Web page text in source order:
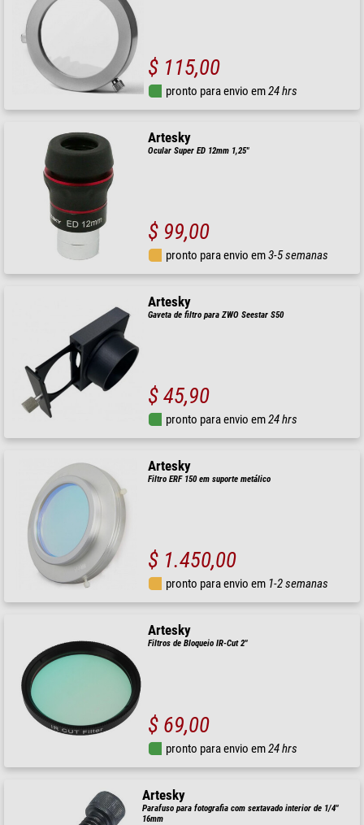
$ 115,00
pronto para envio em24 hrs
Artesky
Ocular Super ED 12mm 1,25"
$ 99,00
pronto para envio em3-5 semanas
Artesky
Gaveta de filtro para ZWO Seestar S50
$ 45,90
pronto para envio em24 hrs
Artesky
Filtro ERF 150 em suporte metálico
$ 1.450,00
pronto para envio em 1-2 semanas
Artesky
Filtros de Bloqueio IR-Cut 2"
$ 69,00
pronto para envio em24 hrs
Artesky
Parafuso para fotografia com sextavado interior de 1/4"
16mm